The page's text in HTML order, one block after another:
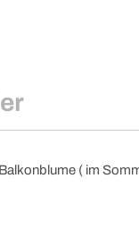
( im